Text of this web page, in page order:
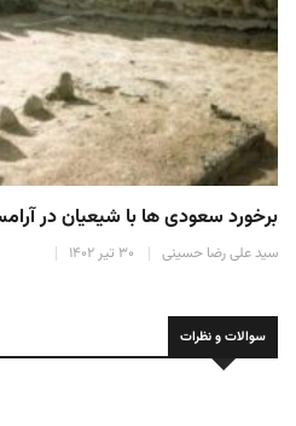
اخبار حج ۱۴۴۵
عربستان ۶ نفر از اعضای گروه رسانه‌ای بعثه ایران را اخراج کرد!
سید علی رضا حسینی ۹ خرداد ۱۴۰۳
سوالات و نظرات